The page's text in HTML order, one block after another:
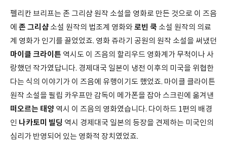
펠리칸 브리프는 존 그리샴 원작 소설을 영화로 만든 것으로 이 즈음
에 존 그리샴소설 원작의 법조계 영화와로빈 쿡 소설 원작의 의료
계 영화가 인기를 끌었었죠. 영화 쥬라기 공원의 원작 소설을 써냈던
마이클 크라이튼 역시도 이 즈음의 할리우드 영화계가 무척이나 사
랑했던 작가였답니다. 경제대국 일본이 냉전 이후의 미국을 위협한
다는 식의 이야기가 이 즈음에 유행이기도 했었죠. 마이클 클라이튼
원작 소설을 필립 카우프만 감독이 메가폰을 잡아 스크린에 옮겨낸
떠오르는 태양 역시 이 즈음의 영화였습니다. 다이하드 1편의 배경
인 나카토미 빌딩 역시 경제대국 일본의 등장을 견제하는 미국인의
심리가 반영되어 있는 영화적 장치였었죠.